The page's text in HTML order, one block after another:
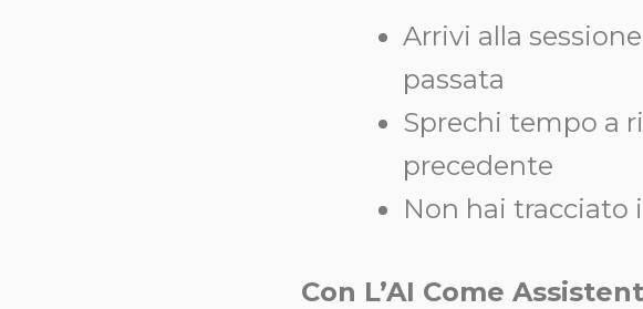
Arrivi alla
passata
Sprechi tempo a
precedente
Non hai tracciato
Con L’AI Come